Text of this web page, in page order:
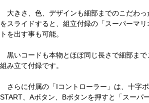
大きさ、色、デザインも細部までのこだわっ
をスライドすると、組立付録の「スーパーマ
トを出す事も可能。
黒いコードも本物とほぼ同じ長さで細部まで
組み立て付録です。
さらに付属の「Iコントローラー」は、十字ボ
START、Aボタン、Bボタンを押すと「スーパ